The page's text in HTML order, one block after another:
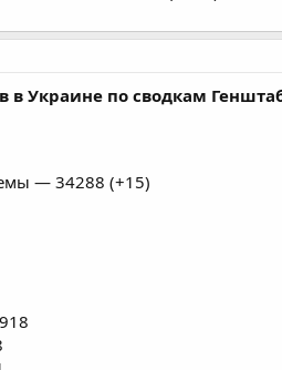
Украине по сводкам
— 34288 (+15)